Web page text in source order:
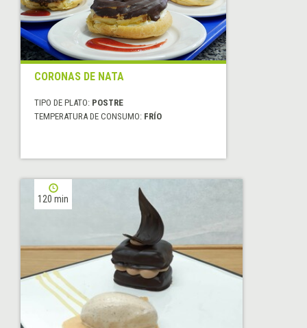
CORONAS DE NATA
TIPO DE PLATO: POSTRE
TEMPERATURA DE CONSUMO: FRÍO
120 min